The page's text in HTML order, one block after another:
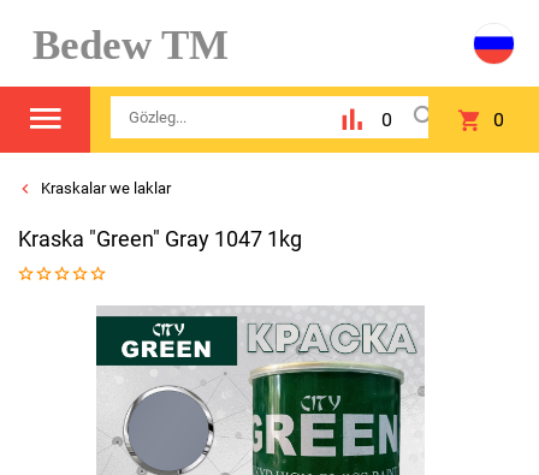
Bedew TM
0 0
Kraskalar we laklar
Kraska "Green" Gray 1047 1kg